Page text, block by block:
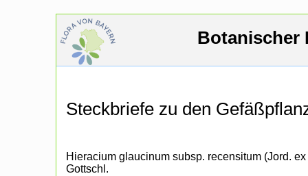
Botanischer
Steckbriefe zu den
Hieracium glaucinum subsp. recensitum (Jord.
Gottschl.